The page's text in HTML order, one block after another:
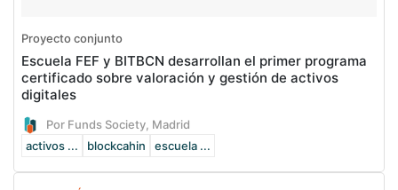
Proyecto conjunto
Escuela FEF y BITBCN desarrollan el primer programa
certificado sobre valoración y gestión de activos
digitales
Por Funds Society, Madrid
activos ...
blockcahin escuela ...